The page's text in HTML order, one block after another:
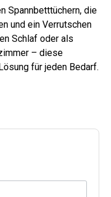
Spannbetttüchern, die
und ein Verrutschen
Schlaf oder als
– diese
für jeden Bedarf.